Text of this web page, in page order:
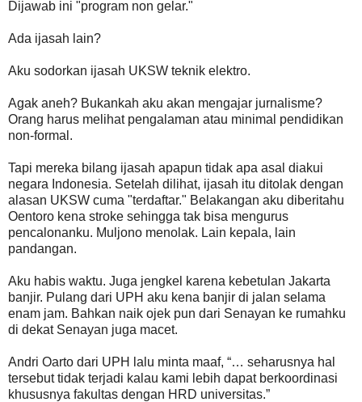
Dijawab ini "program non gelar."
Ada ijasah lain?
Aku sodorkan ijasah UKSW teknik elektro.
Agak aneh? Bukankah aku akan mengajar jurnalisme?
Orang harus melihat pengalaman atau minimal pendidikan
non-formal.
Tapi mereka bilang ijasah apapun tidak apa asal diakui
negara Indonesia. Setelah dilihat, ijasah itu ditolak dengan
alasan UKSW cuma "terdaftar." Belakangan aku diberitahu
Oentoro kena stroke sehingga tak bisa mengurus
pencalonanku. Muljono menolak. Lain kepala, lain
pandangan.
Aku habis waktu. Juga jengkel karena kebetulan Jakarta
banjir. Pulang dari UPH aku kena banjir di jalan selama
enam jam. Bahkan naik ojek pun dari Senayan ke rumahku
di dekat Senayan juga macet.
Andri Oarto dari UPH lalu minta maaf, “… seharusnya hal
tersebut tidak terjadi kalau kami lebih dapat berkoordinasi
khususnya fakultas dengan HRD universitas.”